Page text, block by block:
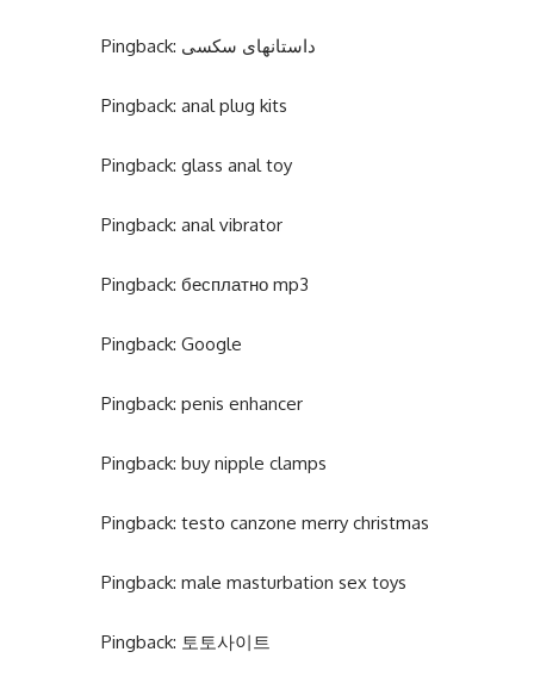
Pingback: داستانهای سکسی
Pingback: anal plug kits
Pingback: glass anal toy
Pingback: anal vibrator
Pingback: бесплатно mp3
Pingback: Google
Pingback: penis enhancer
Pingback: buy nipple clamps
Pingback: testo canzone merry christmas
Pingback: male masturbation sex toys
Pingback: 토토사이트